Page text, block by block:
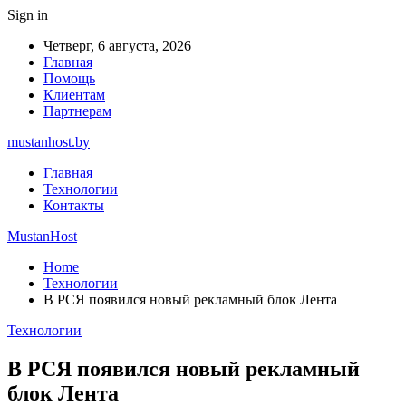
Sign in
Четверг, 6 августа, 2026
Главная
Помощь
Клиентам
Партнерам
mustanhost.by
Главная
Технологии
Контакты
MustanHost
Home
Технологии
В РСЯ появился новый рекламный блок Лента
Технологии
В РСЯ появился новый рекламный
блок Лента